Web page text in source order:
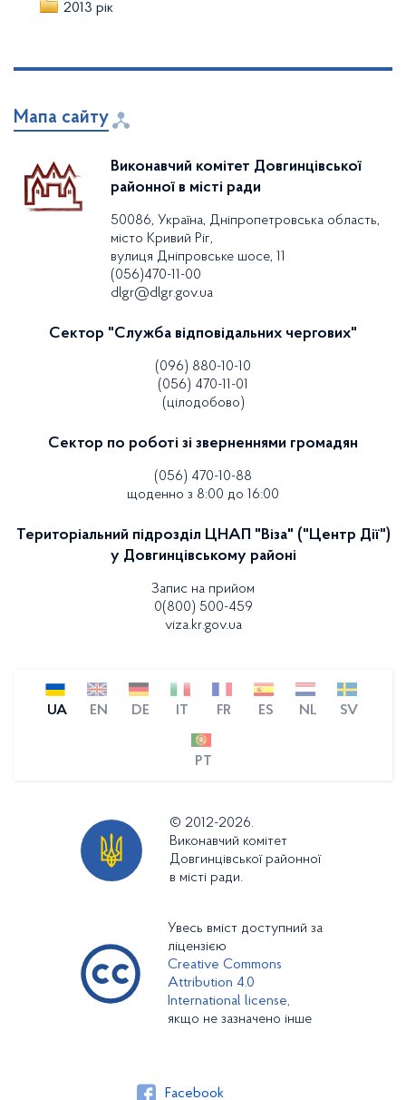
2013 рік
Мапа сайту
Виконавчий комітет Довгинцівської
районної в місті ради
50086, Україна, Дніпропетровська область,
місто Кривий Ріг,
вулиця Дніпровське шосе, 11
(056)470-11-00
dlgr@dlgr.gov.ua
Сектор "Служба відповідальних чергових"
(096) 880-10-10
(056) 470-11-01
(цілодобово)
Сектор по роботі зі зверненнями громадян
(056) 470-10-88
щоденно з 8:00 до 16:00
Територіальний підрозділ ЦНАП "Віза" ("Центр Дії")
у Довгинцівському районі
Запис на прийом
0(800) 500-459
viza.kr.gov.ua
UA EN DE IT FR ES NL SV
PT
© 2012-2026.
Виконавчий комітет
Довгинцівської районної
в місті ради.
Увесь вміст доступний за
ліцензією
Creative Commons
Attribution 4.0
International license,
якщо не зазначено інше
Facebook